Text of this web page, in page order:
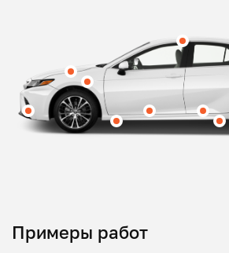
Примеры работ